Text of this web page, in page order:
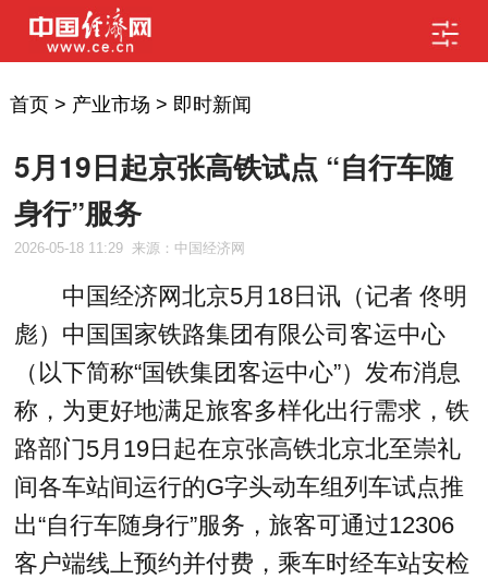
首页> 产业市场 > 即时新闻
5月19日起京张高铁试点 “自行车随
身行”服务
2026-05-18 11:29 来源：中国经济网
中国经济网北京5月18日讯（记者 佟明
彪）中国国家铁路集团有限公司客运中心
（以下简称“国铁集团客运中心”）发布消息
称，为更好地满足旅客多样化出行需求，铁
路部门5月19日起在京张高铁北京北至崇礼
间各车站间运行的G字头动车组列车试点推
出“自行车随身行”服务，旅客可通过12306
客户端线上预约并付费，乘车时经车站安检